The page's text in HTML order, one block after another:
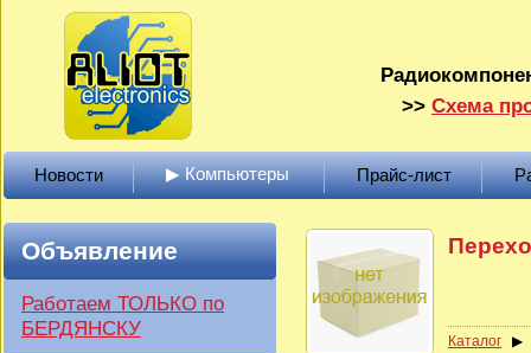
>> Схема
Новости ▶ Компьютеры Прайс-лист
Объявление
Работаем ТОЛЬКО по
БЕРДЯНСКУ
Каталог